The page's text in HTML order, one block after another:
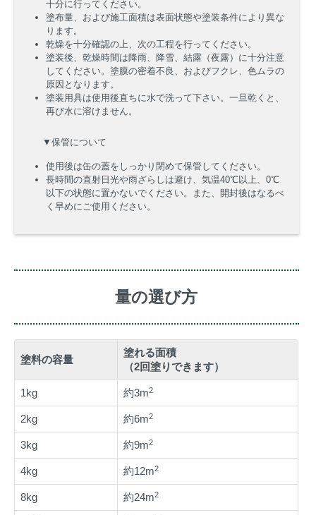
十分に行ってください。
塗布量、および施工面積は表面状態や塗装条件により異な
ります。
乾燥を十分確認の上、次の工程を行ってください。
塗装後、乾燥時間は降雨、降雪、結露（夜露）に十分注意
してください。塗膜の密着不良、およびフクレ、色ムラの
原因となります。
塗装用具は使用後直ちに水で洗って下さい。一旦乾くと、
再び水に溶けません。
▼保管について
使用後は缶の蓋をしっかり閉めて保管してください。
長時間の直射日光や雨ざらしは避け、気温40℃以上、0℃
以下の状態に置かないでください。また、開封後はなるべ
く早めにご使用ください。
量の選び方
塗料の容量
塗れる面積
（2回塗りできます）
1kg 約3m2
2kg 約6m2
3kg 約9m2
4kg 約12m2
8kg 約24m2